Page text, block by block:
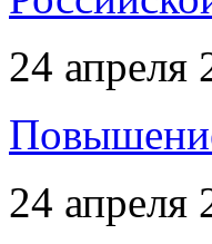
24 апреля
24 апреля